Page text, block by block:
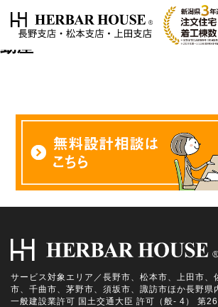
土地・不動産情報タグ:城
動産
サービス対象エリア／長野市、松本市、上田市、
市、千曲市、茅野市、須坂市、諏訪市ほか長野県
一般建設業許可 国土交通大臣 許可（般- 4） 第